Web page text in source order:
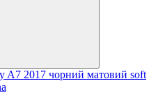
A7 2017 чорний матовий soft